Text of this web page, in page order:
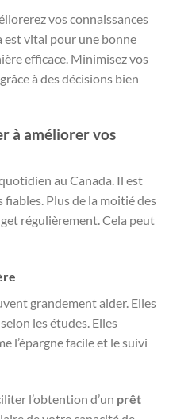
vos connaissances
est vital pour une bonne
efficace. Minimisez vos
à des décisions bien
à améliorer vos
au Canada. Il est
Plus de la moitié des
régulièrement. Cela peut
grandement aider. Elles
les études. Elles
l’épargne facile et le suivi
l’obtention d’un prêt